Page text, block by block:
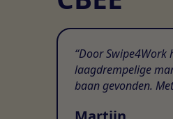
Door Swipe4Work
laagdrempelige
baan gevonden.